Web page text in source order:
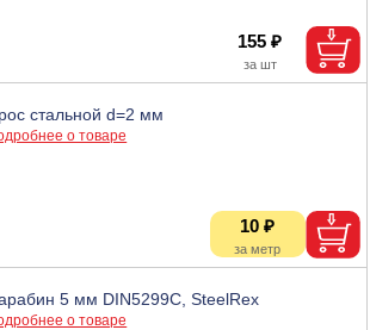
155 ₽
стальной d=2 мм
о товаре
10 ₽
5 мм DIN5299C, SteelRex
о товаре